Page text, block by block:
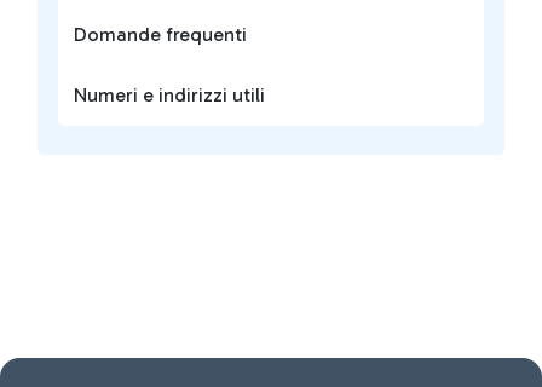
Domande frequenti
Numeri e indirizzi utili